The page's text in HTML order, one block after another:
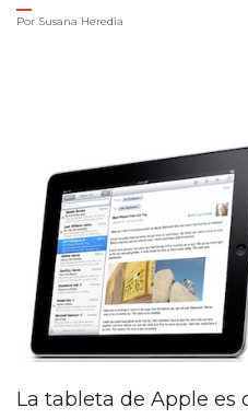
Por Susana Heredia
La tableta de Apple es